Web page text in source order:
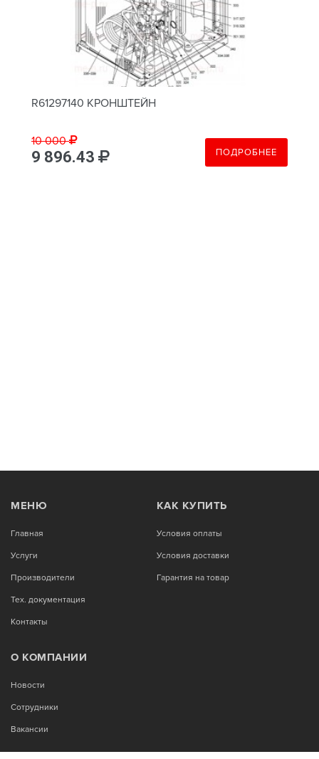
R61297140 КРОНШТЕЙН
10 000
9 896.43 ПОДРОБНЕЕ
МЕНЮ
Главная
Услуги
Производители
Тех. документация
Контакты
КАК КУПИТЬ
Условия оплаты
Условия доставки
Гарантия на товар
О КОМПАНИИ
Новости
Сотрудники
Вакансии